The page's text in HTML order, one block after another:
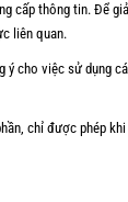
cấp thông tin. Để
liên quan.
cho việc sử dụng
chỉ được phép